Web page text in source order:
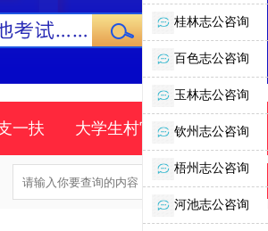
一扶 大学生村官 时事政策
桂林志公咨询
百色志公咨询
玉林志公咨询
钦州志公咨询
梧州志公咨询
河池志公咨询